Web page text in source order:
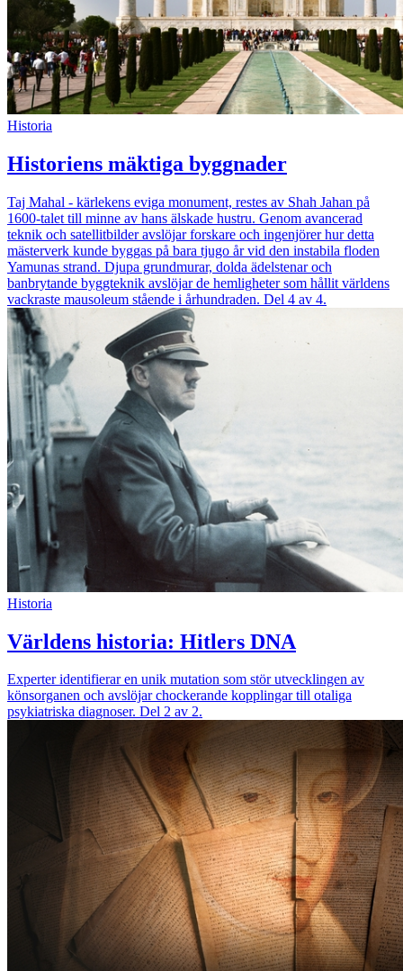
Historia
Historiens mäktiga byggnader
Taj Mahal - kärlekens eviga monument, restes av Shah Jahan på
1600-talet till minne av hans älskade hustru. Genom avancerad
teknik och satellitbilder avslöjar forskare och ingenjörer hur detta
mästerverk kunde byggas på bara tjugo år vid den instabila floden
Yamunas strand. Djupa grundmurar, dolda ädelstenar och
banbrytande byggteknik avslöjar de hemligheter som hållit världens
vackraste mausoleum stående i århundraden. Del 4 av 4.
Historia
Världens historia: Hitlers DNA
Experter identifierar en unik mutation som stör utvecklingen av
könsorganen och avslöjar chockerande kopplingar till otaliga
psykiatriska diagnoser. Del 2 av 2.